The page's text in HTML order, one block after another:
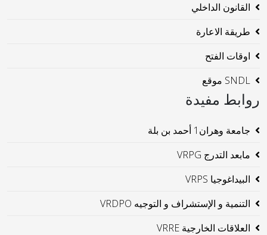
القانون الداخلي
طريقة الاعارة
اوقات الفتح
SNDL موقع
روابط مفيدة
جامعة وهران1 أحمد بن بلة
مابعد التدرج VRPG
البيداغوجيا VRPS
التنمية و الإستشراف و التوجيه VRDPO
العلاقات الخارجية VRRE